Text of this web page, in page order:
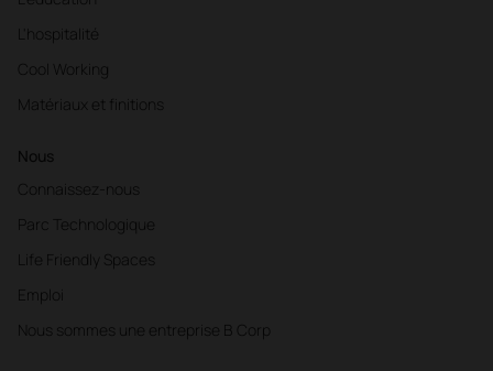
L'hospitalité
Cool Working
Matériaux et finitions
Nous
Connaissez-nous
Parc Technologique
Life Friendly Spaces
Emploi
Nous sommes une entreprise B Corp